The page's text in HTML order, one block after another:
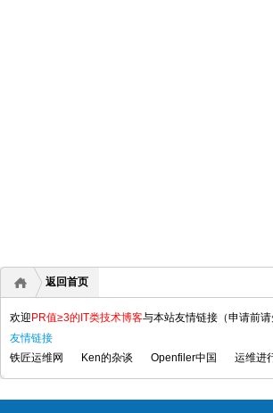
返回首页
欢迎 PR值≥3的IT类技术博客与本站友情链接（申请前请
友情链接
铁匠运维网
Ken的杂谈 Openfiler中国 运维进